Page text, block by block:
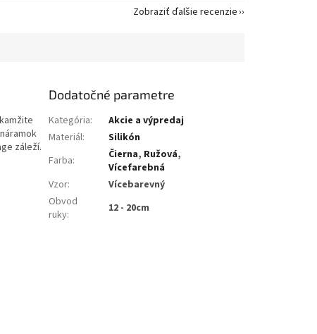
záleží.
Dodatočné parametre
Kategória:
Akcie a výpredaj
Materiál:
Silikón
Farba: Čierna, Ružová,
Vícefarebná
Vzor:
Vícebarevný
Obvod
ruky: 12 - 20cm
Zobraziť ďalšie recenzie